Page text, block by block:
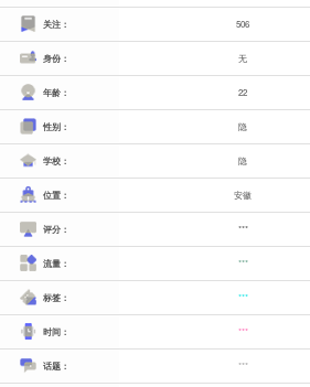
关注： 506
身份： 无
年龄： 22
性别： 隐
学校： 隐
位置： 安徽
评分： ***
流量： ***
标签： ***
时间： ***
话题： ***